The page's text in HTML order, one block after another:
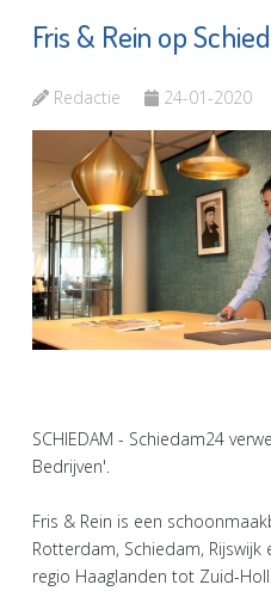
Fris & Rein op
Redactie 24-01-2020
SCHIEDAM - Schiedam24
Bedrijven'.
Fris & Rein is een
Rotterdam, Schiedam,
regio Haaglanden tot Zuid-